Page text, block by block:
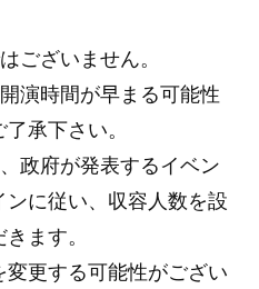
ございません。
演時間が早まる可能性
承下さい。
政府が発表するイベン
ンに従い、収容人数を設
ます。
更する可能性がござい